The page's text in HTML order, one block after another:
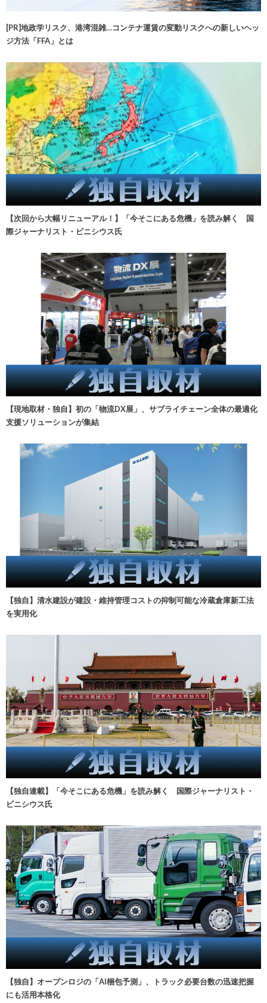
[PR]地政学リスク、港湾混雑…コンテナ運賃の変動リスクへの新しいヘッ
ジ方法「FFA」とは
【次回から大幅リニューアル！】「今そこにある危機」を読み解く 国
際ジャーナリスト・ビニシウス氏
【現地取材・独自】初の「物流DX展」、サプライチェーン全体の最適化
支援ソリューションが集結
【独自】清水建設が建設・維持管理コストの抑制可能な冷蔵倉庫新工法
を実用化
【独自連載】「今そこにある危機」を読み解く 国際ジャーナリスト・
ビニシウス氏
【独自】オープンロジの「AI梱包予測」、トラック必要台数の迅速把握
にも活用本格化